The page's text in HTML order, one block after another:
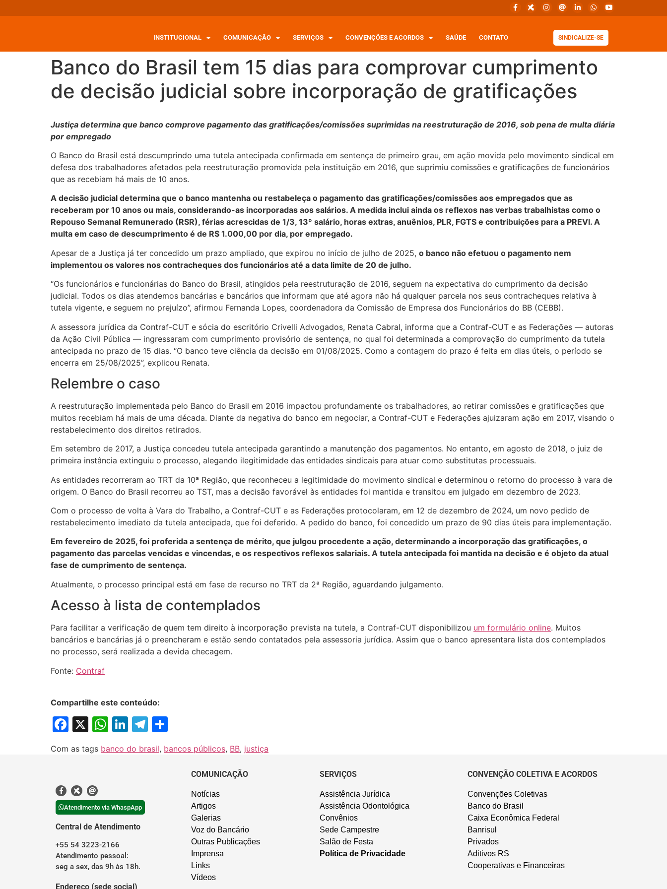
INSTITUCIONAL COMUNICAÇÃO SERVIÇOS CONVENÇÕES E ACORDOS SAÚDE CONTATO SINDICALIZE-SE
Banco do Brasil tem 15 dias para comprovar cumprimento
de decisão judicial sobre incorporação de gratificações
Justiça determina que banco comprove pagamento das gratificações/comissões suprimidas na reestruturação de 2016, sob pena de multa diária
por empregado
O Banco do Brasil está descumprindo uma tutela antecipada confirmada em sentença de primeiro grau, em ação movida pelo movimento sindical em
defesa dos trabalhadores afetados pela reestruturação promovida pela instituição em 2016, que suprimiu comissões e gratificações de funcionários
que as recebiam há mais de 10 anos.
A decisão judicial determina que o banco mantenha ou restabeleça o pagamento das gratificações/comissões aos empregados que as
receberam por 10 anos ou mais, considerando-as incorporadas aos salários. A medida inclui ainda os reflexos nas verbas trabalhistas como o
Repouso Semanal Remunerado (RSR), férias acrescidas de 1/3, 13º salário, horas extras, anuênios, PLR, FGTS e contribuições para a PREVI. A
multa em caso de descumprimento é de R$ 1.000,00 por dia, por empregado.
Apesar de a Justiça já ter concedido um prazo ampliado, que expirou no início de julho de 2025, o banco não efetuou o pagamento nem
implementou os valores nos contracheques dos funcionários até a data limite de 20 de julho.
“Os funcionários e funcionárias do Banco do Brasil, atingidos pela reestruturação de 2016, seguem na expectativa do cumprimento da decisão
judicial. Todos os dias atendemos bancárias e bancários que informam que até agora não há qualquer parcela nos seus contracheques relativa à
tutela vigente, e seguem no prejuízo”, afirmou Fernanda Lopes, coordenadora da Comissão de Empresa dos Funcionários do BB (CEBB).
A assessora jurídica da Contraf-CUT e sócia do escritório Crivelli Advogados, Renata Cabral, informa que a Contraf-CUT e as Federações — autoras
da Ação Civil Pública — ingressaram com cumprimento provisório de sentença, no qual foi determinada a comprovação do cumprimento da tutela
antecipada no prazo de 15 dias. “O banco teve ciência da decisão em 01/08/2025. Como a contagem do prazo é feita em dias úteis, o período se
encerra em 25/08/2025”, explicou Renata.
Relembre o caso
A reestruturação implementada pelo Banco do Brasil em 2016 impactou profundamente os trabalhadores, ao retirar comissões e gratificações que
muitos recebiam há mais de uma década. Diante da negativa do banco em negociar, a Contraf-CUT e Federações ajuizaram ação em 2017, visando o
restabelecimento dos direitos retirados.
Em setembro de 2017, a Justiça concedeu tutela antecipada garantindo a manutenção dos pagamentos. No entanto, em agosto de 2018, o juiz de
primeira instância extinguiu o processo, alegando ilegitimidade das entidades sindicais para atuar como substitutas processuais.
As entidades recorreram ao TRT da 10ª Região, que reconheceu a legitimidade do movimento sindical e determinou o retorno do processo à vara de
origem. O Banco do Brasil recorreu ao TST, mas a decisão favorável às entidades foi mantida e transitou em julgado em dezembro de 2023.
Com o processo de volta à Vara do Trabalho, a Contraf-CUT e as Federações protocolaram, em 12 de dezembro de 2024, um novo pedido de
restabelecimento imediato da tutela antecipada, que foi deferido. A pedido do banco, foi concedido um prazo de 90 dias úteis para implementação.
Em fevereiro de 2025, foi proferida a sentença de mérito, que julgou procedente a ação, determinando a incorporação das gratificações, o
pagamento das parcelas vencidas e vincendas, e os respectivos reflexos salariais. A tutela antecipada foi mantida na decisão e é objeto da atual
fase de cumprimento de sentença.
Atualmente, o processo principal está em fase de recurso no TRT da 2ª Região, aguardando julgamento.
Acesso à lista de contemplados
Para facilitar a verificação de quem tem direito à incorporação prevista na tutela, a Contraf-CUT disponibilizou um formulário online. Muitos
bancários e bancárias já o preencheram e estão sendo contatados pela assessoria jurídica. Assim que o banco apresentara lista dos contemplados
no processo, será realizada a devida checagem.
Fonte: Contraf
Compartilhe este conteúdo:
Facebook
X WhatsApp
LinkedIn
Telegram
Com as tags banco do brasil, bancos públicos, BB, justiça
Atendimento via WhaspApp
Central de Atendimento
+55 54 3223-2166
Atendimento pessoal:
seg a sex, das 9h às 18h.
Endereço (sede social)
COMUNICAÇÃO
Notícias
Artigos
Galerias
Voz do Bancário
Outras Publicações
Imprensa
Links
Vídeos
SERVIÇOS
Assistência Jurídica
Assistência Odontológica
Convênios
Sede Campestre
Salão de Festa
Política de Privacidade
CONVENÇÃO COLETIVA E ACORDOS
Convenções Coletivas
Banco do Brasil
Caixa Econômica Federal
Banrisul
Privados
Aditivos RS
Cooperativas e Financeiras